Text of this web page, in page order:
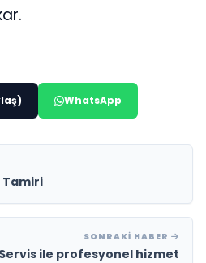
WhatsApp
Tamiri
SONRAKI HABER
ile profesyonel hizmet